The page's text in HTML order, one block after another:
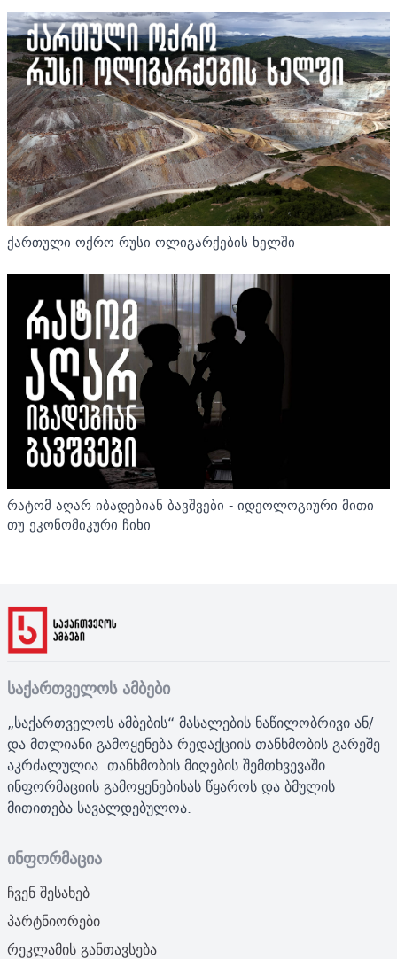
ქართული ოქრო რუსი ოლიგარქების ხელში
რატომ აღარ იბადებიან ბავშვები - იდეოლოგიური მითი
თუ ეკონომიკური ჩიხი
საქართველოს ამბები
„საქართველოს ამბების“ მასალების ნაწილობრივი ან/
და მთლიანი გამოყენება რედაქციის თანხმობის გარეშე
აკრძალულია. თანხმობის მიღების შემთხვევაში
ინფორმაციის გამოყენებისას წყაროს და ბმულის
მითითება სავალდებულოა.
ინფორმაცია
ჩვენ შესახებ
პარტნიორები
რეკლამის განთავსება